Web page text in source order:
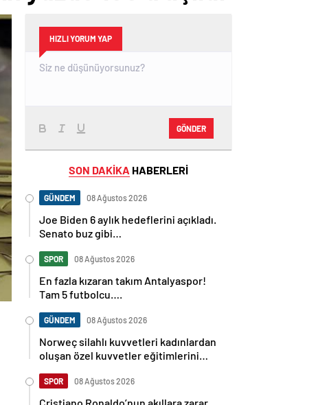
HIZLI YORUM YAP
GÖNDER
SON DAKİKA HABERLERİ
GÜNDEM 08 Ağustos 2026
Joe Biden 6 aylık hedeflerini açıkladı.
Senato buz gibi…
SPOR 08 Ağustos 2026
En fazla kızaran takım Antalyaspor!
Tam 5 futbolcu….
GÜNDEM 08 Ağustos 2026
Norweç silahlı kuvvetleri kadınlardan
oluşan özel kuvvetler eğitimlerini
SPOR 08 Ağustos 2026